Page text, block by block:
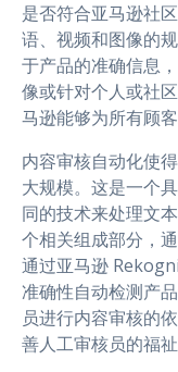
是否符合亚马逊社
语、视频和图像的
于产品的准确信息
像或针对个人或社
马逊能够为所有顾
内容审核自动化使
大规模。这是一个
同的技术来处理文
个相关组成部分，
通过亚马逊
准确性自动检测产
员进行内容审核的
善人工审核员的福